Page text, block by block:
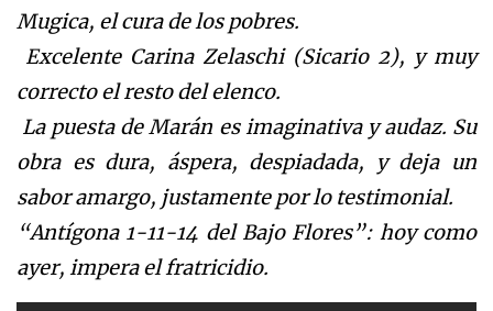
Mugica, el cura de los pobres.
Excelente Carina Zelaschi (Sicario 2), y muy
correcto el resto del elenco.
La puesta de Marán es imaginativa y audaz. Su
obra es dura, áspera, despiadada, y deja un
sabor amargo, justamente por lo testimonial.
“Antígona 1-11-14 del Bajo Flores”: hoy como
ayer, impera el fratricidio.